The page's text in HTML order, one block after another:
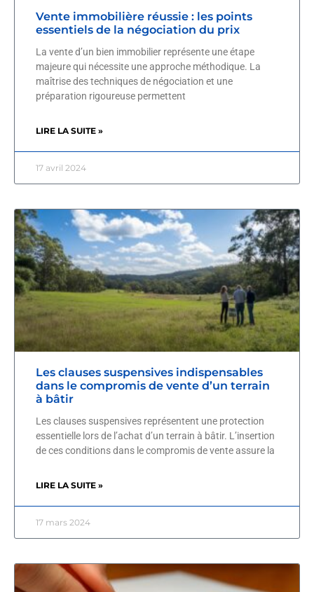
Vente immobilière réussie : les points
essentiels de la négociation du prix
La vente d’un bien immobilier représente une étape
majeure qui nécessite une approche méthodique. La
maîtrise des techniques de négociation et une
préparation rigoureuse permettent
LIRE LA SUITE »
17 avril 2024
Les clauses suspensives indispensables
dans le compromis de vente d’un terrain
à bâtir
Les clauses suspensives représentent une protection
essentielle lors de l’achat d’un terrain à bâtir. L’insertion
de ces conditions dans le compromis de vente assure la
LIRE LA SUITE »
17 mars 2024